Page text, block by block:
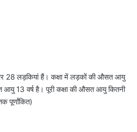
28 लड़कियां हैं। कक्षा में लड़कों की औसत आयु
13 वर्ष है। पूरी कक्षा की औसत आयु कितनी
पूर्णांकित)